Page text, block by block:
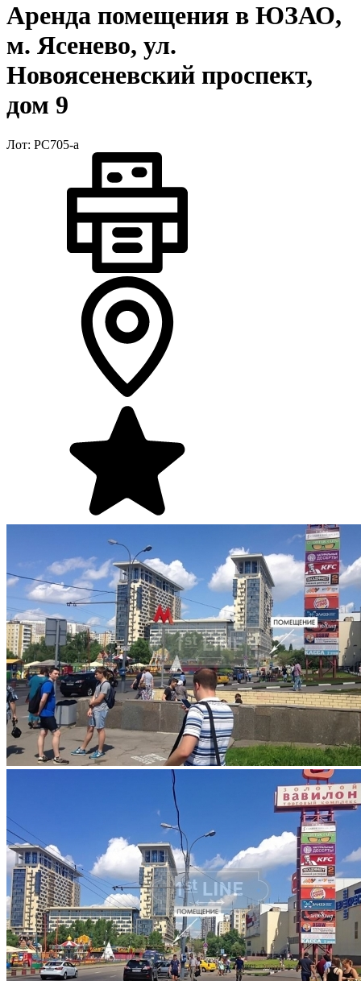
Аренда помещения в ЮЗАО,
м. Ясенево, ул.
Новоясеневский проспект,
дом 9
Лот: РС705-a